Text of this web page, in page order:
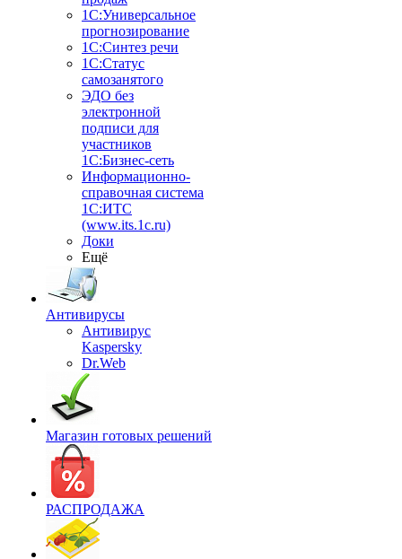
1С:Универсальное
прогнозирование
1С:Синтез речи
1С:Статус
самозанятого
ЭДО без
электронной
подписи для
участников
1С:Бизнес-сеть
Информационно-
справочная система
1С:ИТС
(www.its.1c.ru)
Доки
Ещё
Антивирусы
Антивирус
Kaspersky
Dr.Web
Магазин готовых решений
РАСПРОДАЖА